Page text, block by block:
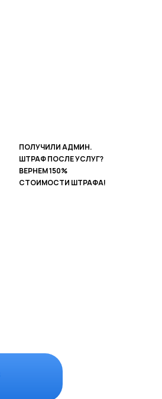
ПОЛУЧИЛИ АДМИН.
ШТРАФ ПОСЛЕ УСЛУГ?
ВЕРНЕМ 150%
СТОИМОСТИ ШТРАФА!